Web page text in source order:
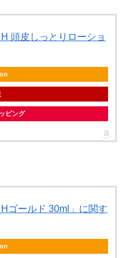
頭皮しっとりローショ
ピング
ゴールド 30ml」に関す